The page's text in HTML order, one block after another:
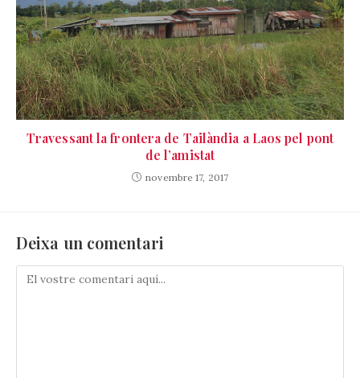
Travessant la frontera de Tailàndia a Laos pel pont
de l’amistat
novembre 17, 2017
Deixa un comentari
Comenta